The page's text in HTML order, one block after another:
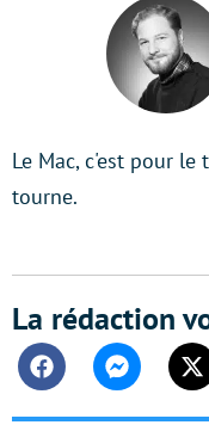
Le Mac, c'est pour le
tourne.
La rédaction
FacebookMessenger